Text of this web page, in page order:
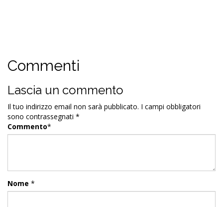
Commenti
Lascia un commento
Il tuo indirizzo email non sarà pubblicato. I campi obbligatori
sono contrassegnati *
Commento*
Nome *